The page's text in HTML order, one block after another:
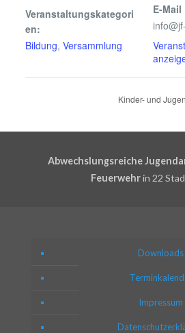
Veranstaltungskategori
en:
Bildung, Versammlung
E-Mail
Kinder- und
Abwechslungsreiche
Feuerwehrin 22
Downloads
Impressum